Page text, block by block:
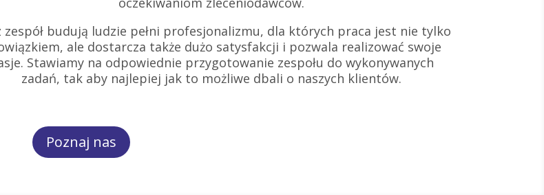
zespół budują ludzie pełni profesjonalizmu, dla których praca jest nie tylko
ale dostarcza także dużo satysfakcji i pozwala realizować swoje
Stawiamy na odpowiednie przygotowanie zespołu do wykonywanych
zadań, tak aby najlepiej jak to możliwe dbali o naszych klientów.
Poznaj nas